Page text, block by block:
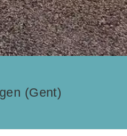
(Gent)